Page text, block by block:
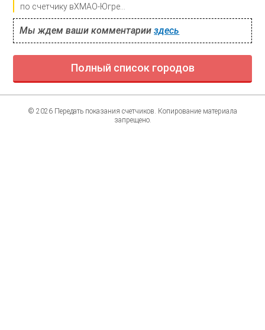
по счетчику вХМАО-Югре...
Мы ждем ваши комментарииздесь
Полный список городов
© 2026 Передать показания счетчиков. Копирование материала
запрещено.